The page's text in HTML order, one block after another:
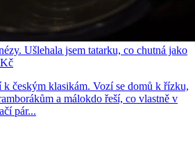
Ušlehala jsem tatarku, co chutná jako
k českým klasikám. Vozí se domů k řízku,
a málokdo řeší, co vlastně v
pár...